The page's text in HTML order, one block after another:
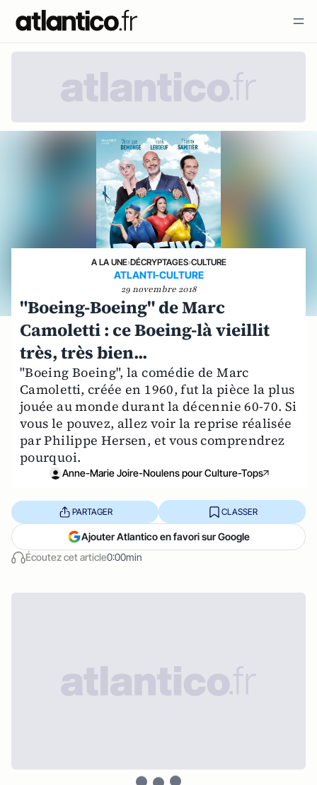
A LA UNE›DÉCRYPTAGES›CULTURE
ATLANTI-CULTURE
29 novembre 2018
"Boeing-Boeing" de Marc
Camoletti : ce Boeing-là vieillit
très, très bien...
"Boeing Boeing", la comédie de Marc
Camoletti, créée en 1960, fut la pièce la plus
jouée au monde durant la décennie 60-70. Si
vous le pouvez, allez voir la reprise réalisée
par Philippe Hersen, et vous comprendrez
pourquoi.
Anne-Marie Joire-Noulens pour Culture-Tops
Écoutez cet article0:00min
PARTAGER CLASSER
Ajouter Atlantico en favori sur Google